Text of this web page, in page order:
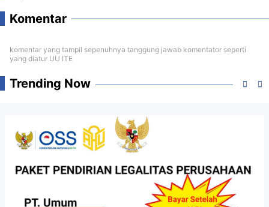
Komentar
komentar yang tampil sepenuhnya tanggung jawab komentator seperti
yang diatur UU ITE
Trending Now